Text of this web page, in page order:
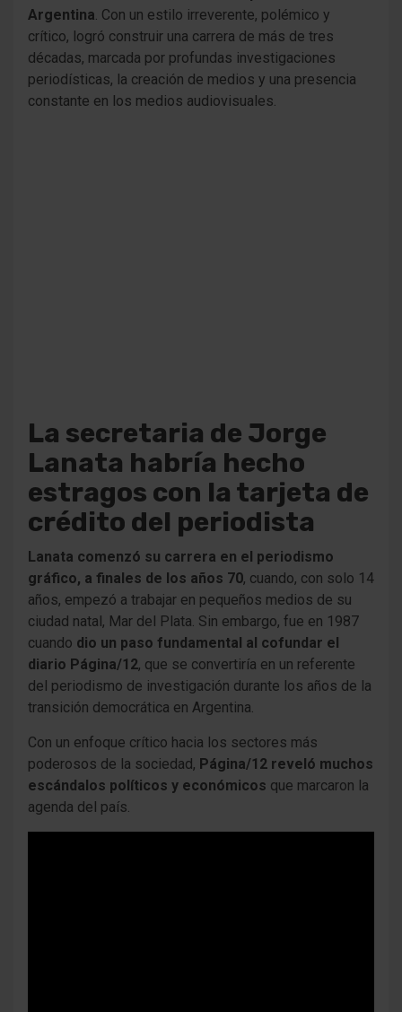
Argentina . Con un estilo irreverente, polémico y
crítico, logró construir una carrera de más de tres
décadas, marcada por profundas investigaciones
periodísticas, la creación de medios y una presencia
constante en los medios audiovisuales.
La secretaria de Jorge
Lanata habría hecho
estragos con la tarjeta de
crédito del periodista
Lanata comenzó su carrera en el periodismo
gráfico, a finales de los años 70, cuando, con solo 14
años, empezó a trabajar en pequeños medios de su
ciudad natal, Mar del Plata. Sin embargo, fue en 1987
cuando dio un paso fundamental al cofundar el
diario Página/12, que se convertiría en un referente
del periodismo de investigación durante los años de la
transición democrática en Argentina.
Con un enfoque crítico hacia los sectores más
poderosos de la sociedad, Página/12 reveló muchos
escándalos políticos y económicos que marcaron la
agenda del país.